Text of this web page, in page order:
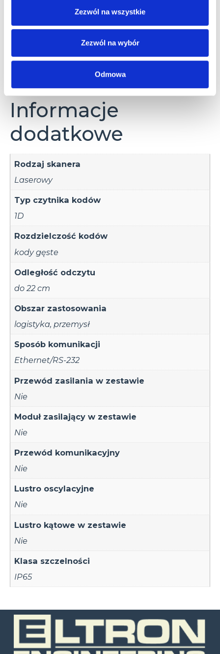
Zezwól na wszystkie
Zezwól na wybór
Odmowa
Informacje dodatkowe
Informacje
dodatkowe
Rodzaj skanera
Laserowy
Typ czytnika kodów
1D
Rozdzielczość kodów
kody gęste
Odległość odczytu
do 22 cm
Obszar zastosowania
logistyka,przemysł
Sposób komunikacji
Ethernet/RS-232
Przewód zasilania w zestawie
Nie
Moduł zasilający w zestawie
Nie
Przewód komunikacyjny
Nie
Lustro oscylacyjne
Nie
Lustro kątowe w zestawie
Nie
Klasa szczelności
IP65